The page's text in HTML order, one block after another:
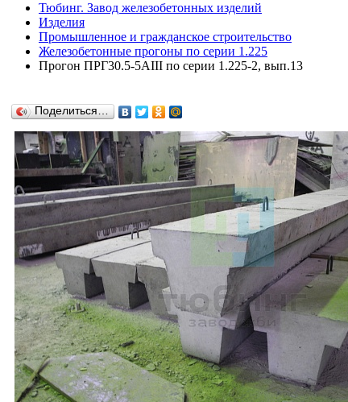
Тюбинг. Завод железобетонных изделий
Изделия
Промышленное и гражданское строительство
Железобетонные прогоны по серии 1.225
Прогон ПРГ30.5-5АIII по серии 1.225-2, вып.13
Поделиться…